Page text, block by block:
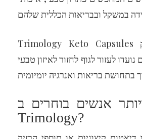
Trimology Keto Capsules אינם מיועדים רק
לעזור לגוף לחזור לאיזון טבעי
אנשים בוחרים ב-
Trimology?